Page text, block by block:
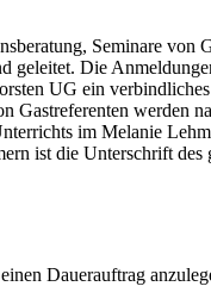
Seminare
geleitet. Die
UG ein
werden
im Melanie
ist die Unterschrift
Dauerauftrag